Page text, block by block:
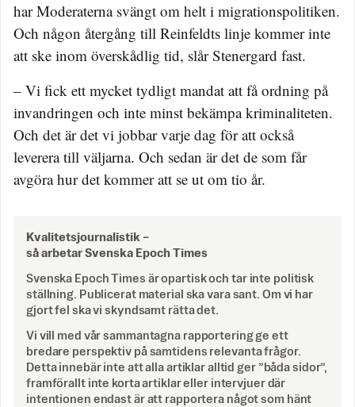
har Moderaterna svängt om helt i migrationspolitiken.
Och någon återgång till Reinfeldts linje kommer inte
att ske inom överskådlig tid, slår Stenergard fast.
– Vi fick ett mycket tydligt mandat att få ordning på
invandringen och inte minst bekämpa kriminaliteten.
Och det är det vi jobbar varje dag för att också
leverera till väljarna. Och sedan är det de som får
avgöra hur det kommer att se ut om tio år.
Kvalitetsjournalistik –
så arbetar Svenska Epoch Times
Svenska Epoch Times är opartisk och tar inte politisk
ställning. Publicerat material ska vara sant. Om vi har
gjort fel ska vi skyndsamt rätta det.
Vi vill med vår sammantagna rapportering ge ett
bredare perspektiv på samtidens relevanta frågor.
Detta innebär inte att alla artiklar alltid ger ”båda sidor”,
framförallt inte korta artiklar eller intervjuer där
intentionen endast är att rapportera något som hänt